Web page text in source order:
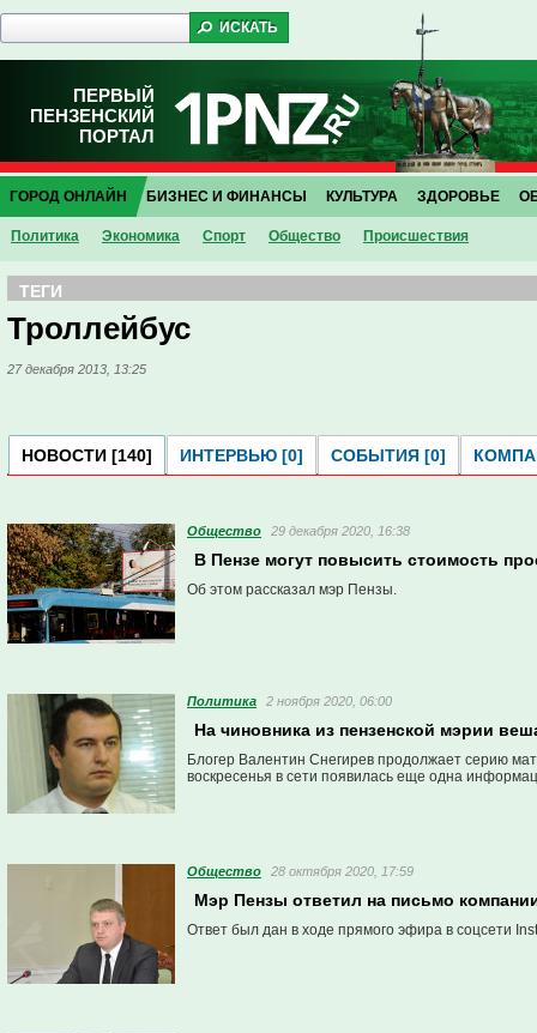
ПЕРВЫЙ
ПЕНЗЕНСКИЙ
ПОРТАЛ
ГОРОД ОНЛАЙН
Политика Экономика Спорт Общество Проиcшествия
БИЗНЕС И ФИНАНСЫ КУЛЬТУРА ЗДОРОВЬЕ
ТЕГИ
Троллейбус
27 декабря 2013, 13:25
НОВОСТИ [140] ИНТЕРВЬЮ [0] СОБЫТИЯ [0]
Общество 29 декабря 2020, 16:38
В Пензе могут повысить стоимость
Об этом рассказал мэр Пензы.
Политика 2 ноября 2020, 06:00
На чиновника из пензенской мэрии
Блогер Валентин Снегирев продолжает серию
воскресенья в сети появилась еще одна
Общество 28 октября 2020, 17:59
Мэр Пензы ответил на письмо
Ответ был дан в ходе прямого эфира в соцсети